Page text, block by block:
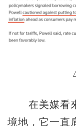
在美媒看來
境地，它一直